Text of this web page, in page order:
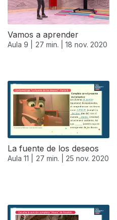
Vamos a aprender
Aula 9 | 27 min. | 18 nov. 2020
La fuente de los deseos
Aula 11 | 27 min. | 25 nov. 2020
508650